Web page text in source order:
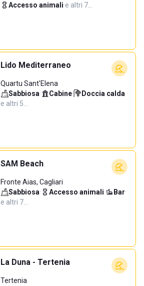
Accesso animali·e altri 7…
Lido Mediterraneo
Quartu Sant'Elena
Sabbiosa· Cabine· Doccia calda·
e altri 5…
SAM Beach
Fronte Aias, Cagliari
Sabbiosa· Accesso animali· Bar·
e altri 7…
La Duna - Tertenia
Tertenia